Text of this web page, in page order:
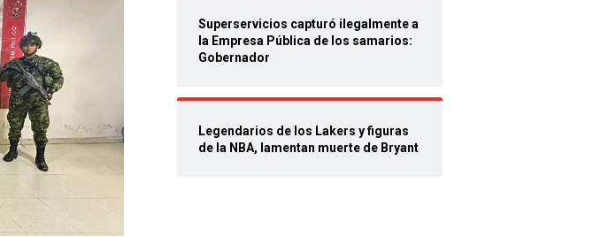
Superservicios capturó ilegalmente a
la Empresa Pública de los samarios:
Gobernador
Legendarios de los Lakers y figuras
de la NBA, lamentan muerte de Bryant